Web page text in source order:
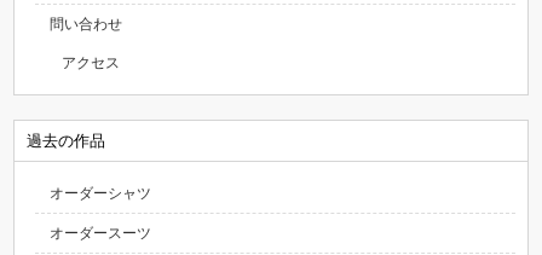
問い合わせ
アクセス
過去の作品
オーダーシャツ
オーダースーツ